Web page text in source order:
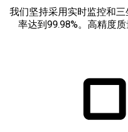
我们坚持采用实时监控和
率达到99.98%。高精度